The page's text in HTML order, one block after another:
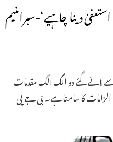
دینا چاہیے‘-سبرامنیم
سے لائے گئے دو الگ الگ مقدمات
کا سامنا ہے۔ بی جے پی